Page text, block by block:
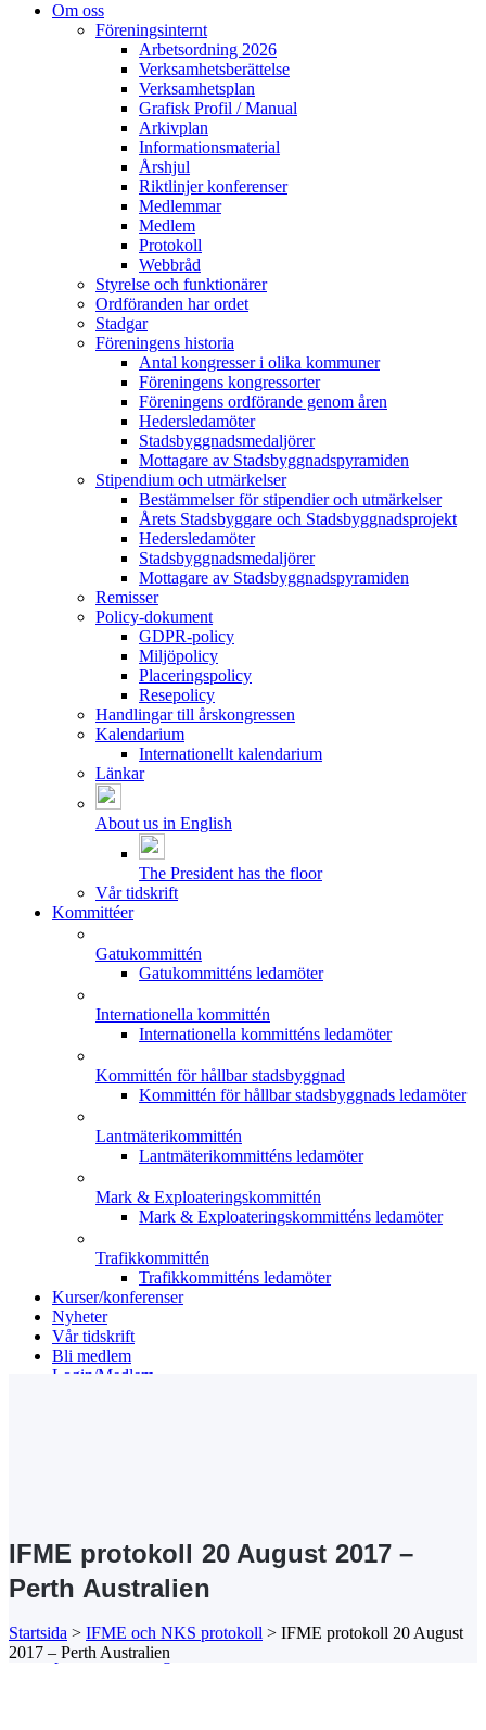
Om oss
Föreningsinternt
Arbetsordning 2026
Verksamhetsberättelse
Verksamhetsplan
Grafisk Profil / Manual
Arkivplan
Informationsmaterial
Årshjul
Riktlinjer konferenser
Medlemmar
Medlem
Protokoll
Webbråd
Styrelse och funktionärer
Ordföranden har ordet
Stadgar
Föreningens historia
Antal kongresser i olika kommuner
Föreningens kongressorter
Föreningens ordförande genom åren
Hedersledamöter
Stadsbyggnadsmedaljörer
Mottagare av Stadsbyggnadspyramiden
Stipendium och utmärkelser
Bestämmelser för stipendier och utmärkelser
Årets Stadsbyggare och Stadsbyggnadsprojekt
Hedersledamöter
Stadsbyggnadsmedaljörer
Mottagare av Stadsbyggnadspyramiden
Remisser
Policy-dokument
GDPR-policy
Miljöpolicy
Placeringspolicy
Resepolicy
Handlingar till årskongressen
Kalendarium
Internationellt kalendarium
Länkar
About us in English
The President has the floor
Vår tidskrift
Kommittéer
Gatukommittén
Gatukommitténs ledamöter
Internationella kommittén
Internationella kommitténs ledamöter
Kommittén för hållbar stadsbyggnad
Kommittén för hållbar stadsbyggnads ledamöter
Lantmäterikommittén
Lantmäterikommitténs ledamöter
Mark & Exploateringskommittén
Mark & Exploateringskommitténs ledamöter
Trafikkommittén
Trafikkommitténs ledamöter
Kurser/konferenser
Nyheter
Vår tidskrift
Bli medlem
Login/Medlem
IFME protokoll 20 August 2017 –
Perth Australien
Startsida > IFME och NKS protokoll > IFME protokoll 20 August
2017 – Perth Australien
IFME protokoll 20 August 2017 - Perth Australien